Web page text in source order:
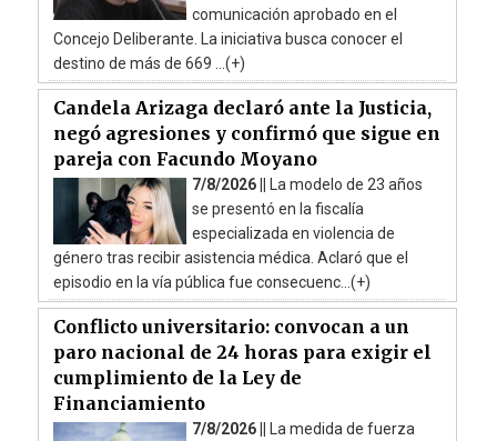
comunicación aprobado en el
Concejo Deliberante. La iniciativa busca conocer el
destino de más de 669 ...(+)
Candela Arizaga declaró ante la Justicia,
negó agresiones y confirmó que sigue en
pareja con Facundo Moyano
7/8/2026 || La modelo de 23 años
se presentó en la fiscalía
especializada en violencia de
género tras recibir asistencia médica. Aclaró que el
episodio en la vía pública fue consecuenc...(+)
Conflicto universitario: convocan a un
paro nacional de 24 horas para exigir el
cumplimiento de la Ley de
Financiamiento
7/8/2026 || La medida de fuerza